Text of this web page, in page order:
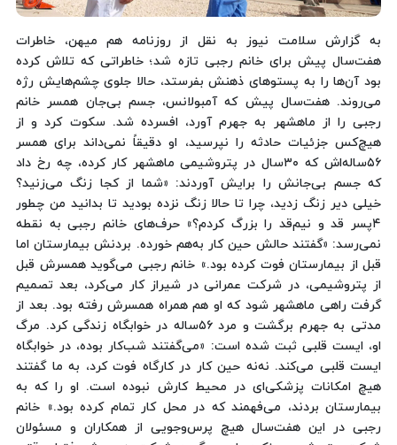
به گزارش سلامت نیوز به نقل از روزنامه هم میهن، خاطرات
هفت‌سال پیش برای خانم رجبی تازه شد؛ خاطراتی که تلاش کرده
بود آن‌ها را به پستوهای ذهنش بفرستد، حالا جلوی چشم‌هایش رژه
می‌روند. هفت‌سال پیش که آمبولانس، جسم بی‌جان همسر خانم
رجبی را از ماهشهر به جهرم آورد، افسرده شد. سکوت کرد و از
هیچ‌کس جزئیات حادثه را نپرسید، او دقیقاً نمی‌داند برای همسر
۵۶ساله‌اش که ۳۰سال در پتروشیمی‌ ماهشهر کار کرده، چه رخ‌ داد
که جسم بی‌جانش را برایش آوردند: «شما از کجا زنگ می‌زنید؟
خیلی دیر زنگ زدید، چرا تا حالا زنگ نزده بودید تا بدانید من چطور
۴پسر قد و نیم‌قد را بزرگ کردم؟» حرف‌های خانم رجبی به نقطه
نمی‌رسد: «گفتند حالش حین کار به‌هم خورده. بردنش بیمارستان اما
قبل از بیمارستان فوت کرده بود.» خانم رجبی می‌گوید همسرش قبل
از پتروشیمی، در شرکت عمرانی در شیراز کار می‌کرد، بعد تصمیم
گرفت راهی ماهشهر شود که او هم همراه همسرش رفته بود. بعد از
مدتی به جهرم برگشت و مرد ۵۶ساله در خوابگاه زندگی کرد. مرگ
او، ایست قلبی ثبت شده است: «می‌گفتند شب‌کار بوده، در خوابگاه
ایست قلبی می‌کند. نه‌نه حین کار در کارگاه فوت کرد، به ما گفتند
هیچ امکانات پزشکی‌ای در محیط کارش نبوده است. او را که به
بیمارستان بردند، می‌فهمند که در محل کار تمام کرده بود.» خانم
رجبی در این هفت‌سال هیچ پرس‌وجویی از همکاران و مسئولان